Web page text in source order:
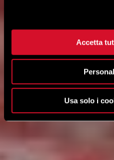
Accetta
Usa solo i